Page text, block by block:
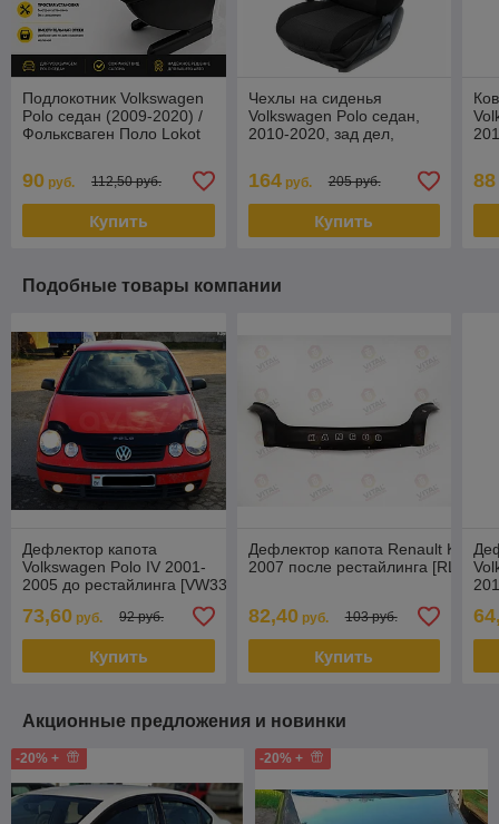
Подлокотник Volkswagen
Polo седан (2009-2020) /
Фольксваген Поло Lokot
90 руб. 112,50 руб.
Купить
Чехлы на сиденья
Volkswagen Polo седан,
2010-2020, зад дел,
черная+ц.жаккард, серия
Эконом
164руб. 205 руб.
Купить
88
Подобные товары компании
Дефлектор капота
Volkswagen Polo IV 2001-
2005 до рестайлинга [VW33] Vital
73,60 руб. 92 руб.
Купить
Дефлектор капота Renault
2007 после рестайлинга [RL02]
82,40руб. 103 руб.
Купить
Акционные предложения и новинки
-20% + -20% +